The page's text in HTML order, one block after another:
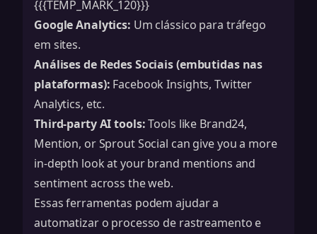
{{{TEMP_MARK_120}}}
Google Analytics: Um clássico para tráfego
em sites.
Análises de Redes Sociais (embutidas nas
plataformas): Facebook Insights, Twitter
Analytics, etc.
Third-party AI tools:Tools like Brand24,
Mention, or Sprout Social can give you a more
in-depth look at your brand mentions and
sentiment across the web.
Essas ferramentas podem ajudar a
automatizar o processo de rastreamento e